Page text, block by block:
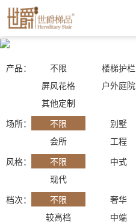
产品： 不限 楼梯护栏
屏风花格
户外庭院
其他定制
场所： 不限 别墅
会所
工程
风格： 不限 中式
现代
档次： 不限 奢华
较高档
中端